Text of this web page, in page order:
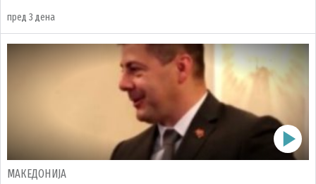
пред 3 дена
МАКЕДОНИЈА